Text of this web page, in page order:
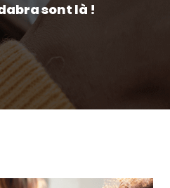
sont là !